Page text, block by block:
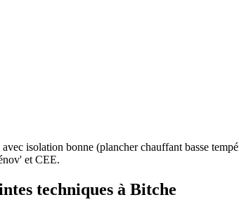
avec isolation bonne (plancher chauffant basse
et CEE.
techniques à Bitche